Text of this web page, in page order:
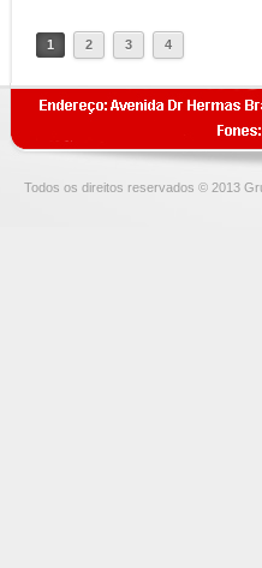
1 2 3 4
Todos os direitos reservados © 2013